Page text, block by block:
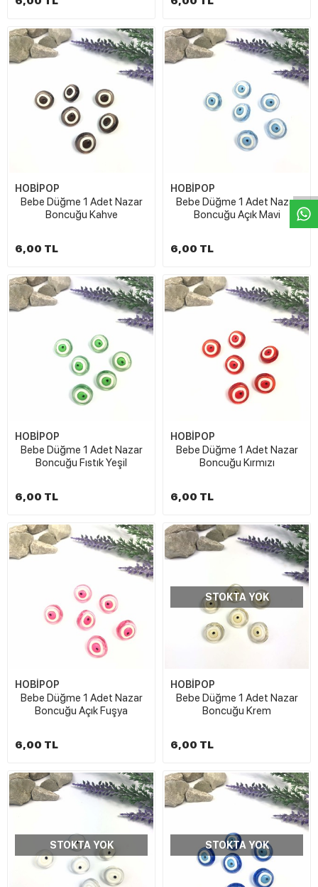
HOBİPOP
Bebe Düğme 1 Adet Nazar
Boncuğu Kahve
6,00 TL
HOBİPOP
Bebe Düğme 1 Adet Nazar
Boncuğu Açık Mavi
6,00 TL
HOBİPOP
Bebe Düğme 1 Adet Nazar
Boncuğu Fıstık Yeşil
6,00 TL
HOBİPOP
Bebe Düğme 1 Adet Nazar
Boncuğu Kırmızı
6,00 TL
HOBİPOP
Bebe Düğme 1 Adet Nazar
Boncuğu Açık Fuşya
6,00 TL
STOKTA YOK
HOBİPOP
Bebe Düğme 1 Adet Nazar
Boncuğu Krem
6,00 TL
STOKTA YOK STOKTA YOK